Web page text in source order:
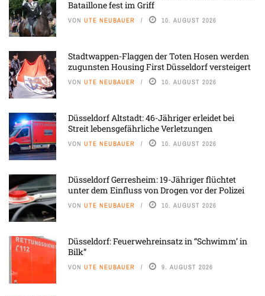
Bataillone fest im Griff
VON UTE NEUBAUER 10. AUGUST 2026
Stadtwappen-Flaggen der Toten Hosen werden
zugunsten Housing First Düsseldorf versteigert
VON UTE NEUBAUER 10. AUGUST 2026
Düsseldorf Altstadt: 46-Jähriger erleidet bei
Streit lebensgefährliche Verletzungen
VON UTE NEUBAUER 10. AUGUST 2026
Düsseldorf Gerresheim: 19-Jähriger flüchtet
unter dem Einfluss von Drogen vor der Polizei
VON UTE NEUBAUER 10. AUGUST 2026
Düsseldorf: Feuerwehreinsatz in “Schwimm’ in
Bilk”
VON UTE NEUBAUER 9. AUGUST 2026